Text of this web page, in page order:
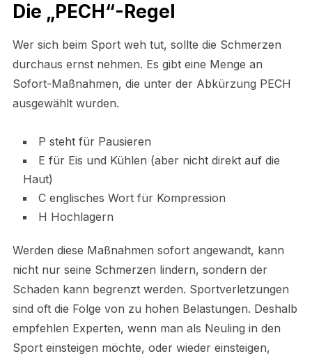
Die „PECH“-Regel
Wer sich beim Sport weh tut, sollte die Schmerzen
durchaus ernst nehmen. Es gibt eine Menge an
Sofort-Maßnahmen, die unter der Abkürzung PECH
ausgewählt wurden.
P steht für Pausieren
E für Eis und Kühlen (aber nicht direkt auf die
Haut)
C englisches Wort für Kompression
H Hochlagern
Werden diese Maßnahmen sofort angewandt, kann
nicht nur seine Schmerzen lindern, sondern der
Schaden kann begrenzt werden. Sportverletzungen
sind oft die Folge von zu hohen Belastungen. Deshalb
empfehlen Experten, wenn man als Neuling in den
Sport einsteigen möchte, oder wieder einsteigen,